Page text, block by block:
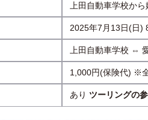
上田自動車学校か
2025年7月13日(日)
上田自動車学校 ⇔
1,000円(保険代) ※
あり ツーリングの